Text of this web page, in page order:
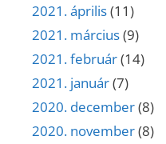
2021. április(11)
2021. március(9)
2021. február(14)
2021. január(7)
2020. december(8)
2020. november(8)